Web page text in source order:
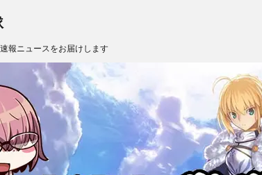
報ニュースをお届けします